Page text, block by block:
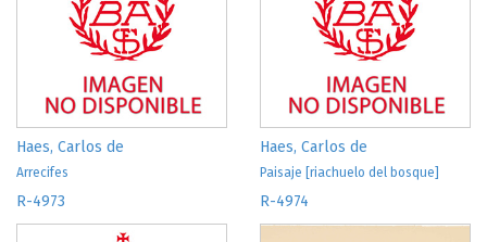
Haes, Carlos de
Arrecifes
Haes, Carlos de
Paisaje [riachuelo del bosque]
R-4973 R-4974